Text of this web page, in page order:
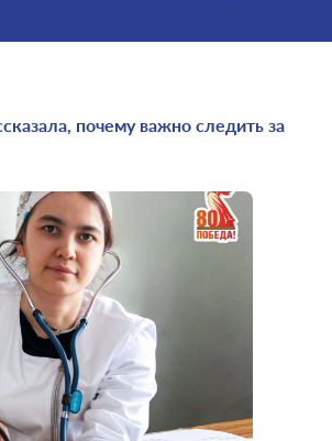
почему важно следить за